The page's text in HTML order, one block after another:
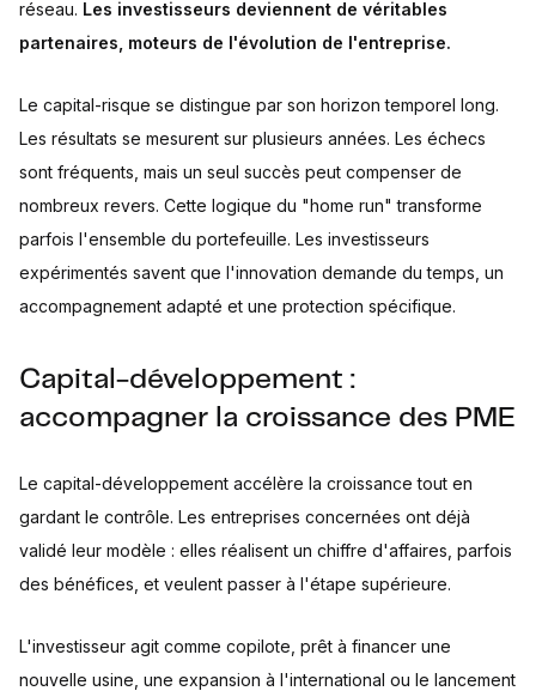
réseau. Les investisseurs deviennent de véritables
partenaires, moteurs de l'évolution de l'entreprise.
Le capital-risque se distingue par son horizon temporel long.
Les résultats se mesurent sur plusieurs années. Les échecs
sont fréquents, mais un seul succès peut compenser de
nombreux revers. Cette logique du "home run" transforme
parfois l'ensemble du portefeuille. Les investisseurs
expérimentés savent que l'innovation demande du temps, un
accompagnement adapté et une protection spécifique.
Capital-développement :
accompagner la croissance des PME
Le capital-développement accélère la croissance tout en
gardant le contrôle. Les entreprises concernées ont déjà
validé leur modèle : elles réalisent un chiffre d'affaires, parfois
des bénéfices, et veulent passer à l'étape supérieure.
L'investisseur agit comme copilote, prêt à financer une
nouvelle usine, une expansion à l'international ou le lancement